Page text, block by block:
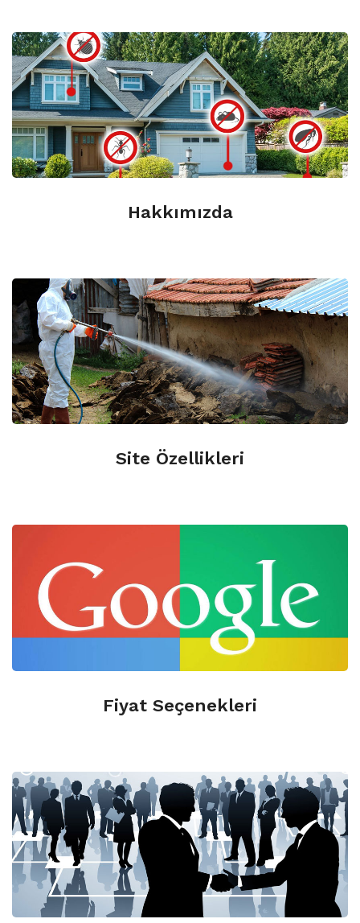
0.312.427 2090
Hakkımızda
0.312.427 2090
Site Özellikleri
0.312.427 2090
Fiyat Seçenekleri
0.312.427 2090